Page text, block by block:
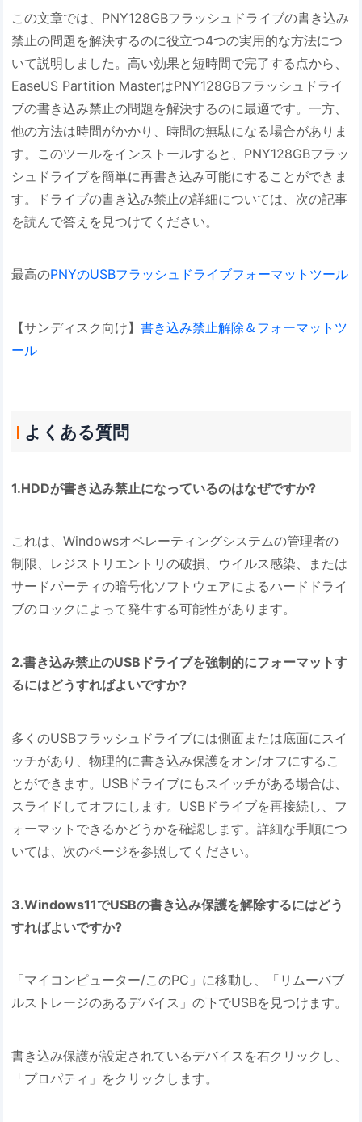
この文章では、PNY128GBフラッシュドライブの書き込み
禁止の問題を解決するのに役立つ4つの実用的な方法につ
いて説明しました。高い効果と短時間で完了する点から、
EaseUS Partition MasterはPNY128GBフラッシュドライ
ブの書き込み禁止の問題を解決するのに最適です。一方、
他の方法は時間がかかり、時間の無駄になる場合がありま
す。このツールをインストールすると、PNY128GBフラッ
シュドライブを簡単に再書き込み可能にすることができま
す。ドライブの書き込み禁止の詳細については、次の記事
を読んで答えを見つけてください。
最高のPNYのUSBフラッシュドライブフォーマットツール
【サンディスク向け】書き込み禁止解除＆フォーマットツ
ール
よくある質問
1.HDDが書き込み禁止になっているのはなぜですか?
これは、Windowsオペレーティングシステムの管理者の
制限、レジストリエントリの破損、ウイルス感染、または
サードパーティの暗号化ソフトウェアによるハードドライ
ブのロックによって発生する可能性があります。
2.書き込み禁止のUSBドライブを強制的にフォーマットす
るにはどうすればよいですか?
多くのUSBフラッシュドライブには側面または底面にスイ
ッチがあり、物理的に書き込み保護をオン/オフにするこ
とができます。USBドライブにもスイッチがある場合は、
スライドしてオフにします。USBドライブを再接続し、フ
ォーマットできるかどうかを確認します。詳細な手順につ
いては、次のページを参照してください。
3.Windows11でUSBの書き込み保護を解除するにはどう
すればよいですか?
「マイコンピューター/このPC」に移動し、「リムーバブ
ルストレージのあるデバイス」の下でUSBを見つけます。
書き込み保護が設定されているデバイスを右クリックし、
「プロパティ」をクリックします。